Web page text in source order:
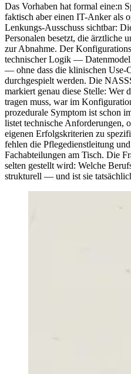
Das Vorhaben hat formal eine:n
faktisch aber einen IT-Anker als
Lenkungs-Ausschuss sichtbar:
Personalen besetzt, die ärztliche
zur Abnahme. Der
technischer Logik —
— ohne dass die klinischen Use-
durchgespielt werden. Die
markiert genau diese Stelle: Wer
tragen muss, war im
prozedurale Symptom ist schon
listet technische Anforderungen,
eigenen Erfolgskriterien zu
fehlen die Pflegedienstleitung
Fachabteilungen am Tisch. Die
selten gestellt wird: Welche
strukturell — und ist sie